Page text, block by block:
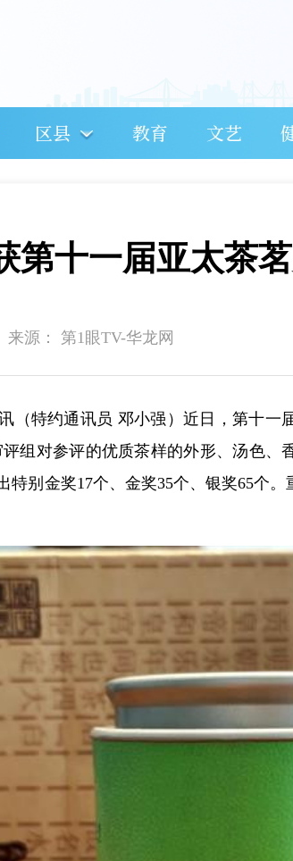
区县 教育 文艺
第十一届亚太茶
来源： 第1眼TV-华龙网
（特约通讯员 邓小强）近日，第十一
组对参评的优质茶样的外形、汤色
特别金奖17个、金奖35个、银奖65个